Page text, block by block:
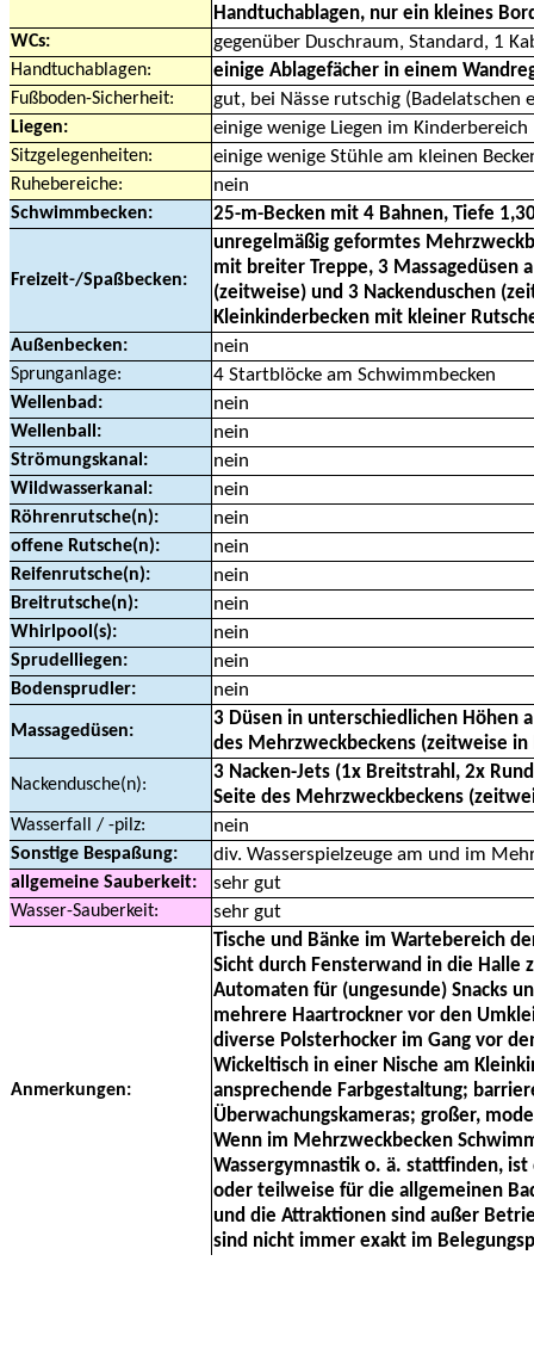
Handtuchablagen, nur ein kleines
WCs: gegenüber Duschraum, Standard, 1
Handtuchablagen: einige Ablagefächer in einem
Fußboden-Sicherheit: gut, bei Nässe rutschig (Badelatschen
Liegen: einige wenige Liegen im Kinderbereich
Sitzgelegenheiten: einige wenige Stühle am kleinen
Ruhebereiche: nein
Schwimmbecken: 25-m-Becken mit 4 Bahnen, Tiefe
Freizeit-/Spaßbecken:
unregelmäßig geformtes
mit breiter Treppe, 3 Massagedüsen
(zeitweise) und 3 Nackenduschen
Kleinkinderbecken mit kleiner
Außenbecken: nein
Sprunganlage: 4 Startblöcke am Schwimmbecken
Wellenbad: nein
Wellenball: nein
Strömungskanal: nein
Wildwasserkanal: nein
Röhrenrutsche(n): nein
offene Rutsche(n): nein
Reifenrutsche(n): nein
Breitrutsche(n): nein
Whirlpool(s): nein
Sprudelliegen: nein
Bodensprudler: nein
Massagedüsen:
3 Düsen in unterschiedlichen Höhen
des Mehrzweckbeckens (zeitweise
Nackendusche(n):
3 Nacken-Jets (1x Breitstrahl, 2x
Seite des Mehrzweckbeckens
Wasserfall / -pilz: nein
Sonstige Bespaßung: div. Wasserspielzeuge am und im
allgemeine Sauberkeit: sehr gut
Wasser-Sauberkeit: sehr gut
Anmerkungen:
Tische und Bänke im Wartebereich
Sicht durch Fensterwand in die Halle
Automaten für (ungesunde) Snacks
mehrere Haartrockner vor den
diverse Polsterhocker im Gang vor
Wickeltisch in einer Nische am
ansprechende Farbgestaltung;
Überwachungskameras; großer,
Wenn im Mehrzweckbecken
Wassergymnastik o. ä. stattfinden, ist
oder teilweise für die allgemeinen
und die Attraktionen sind außer
sind nicht immer exakt im